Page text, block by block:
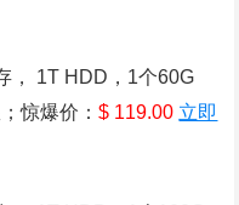
， 1T HDD，1个60G
惊爆价：$ 119.00 立即